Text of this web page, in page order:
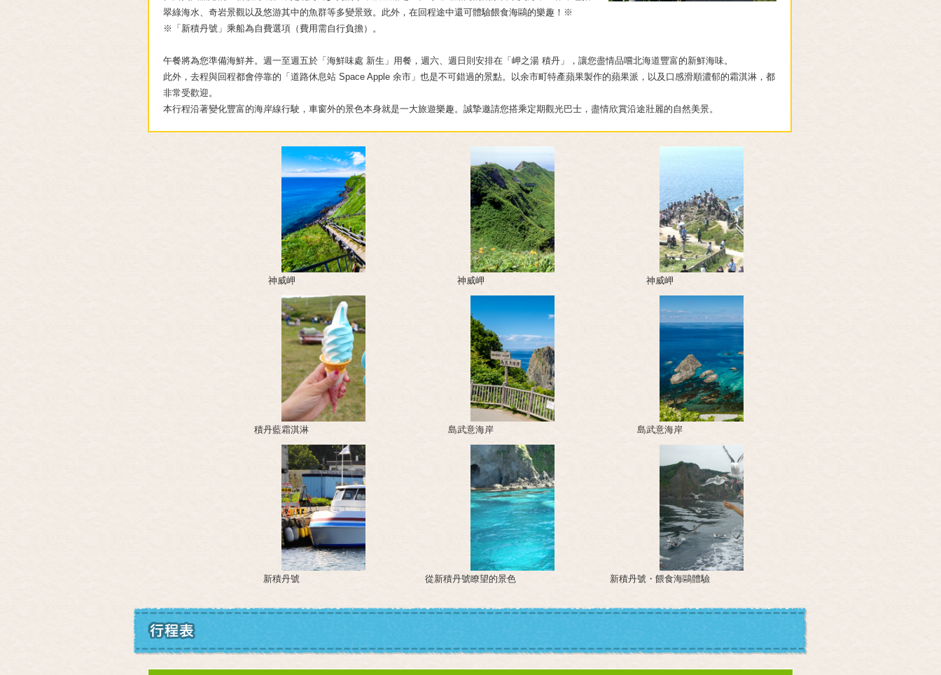
翠綠海水、奇岩景觀以及悠游其中的魚群等多變景致。此外，在回程途中還可體驗餵食海鷗的樂趣！※
※「新積丹號」乘船為自費選項（費用需自行負擔）。
午餐將為您準備海鮮丼。週一至週五於「海鮮味處 新生」用餐，週六、週日則安排在「岬之湯 積丹」，讓您盡情品嚐北海道豐富的新鮮海味。
此外，去程與回程都會停靠的「道路休息站 Space Apple 余市」也是不可錯過的景點。以余市町特產蘋果製作的蘋果派，以及口感滑順濃郁的霜淇淋，都
非常受歡迎。
本行程沿著變化豐富的海岸線行駛，車窗外的景色本身就是一大旅遊樂趣。誠摯邀請您搭乘定期觀光巴士，盡情欣賞沿途壯麗的自然美景。
神威岬 神威岬 神威岬
積丹藍霜淇淋 島武意海岸 島武意海岸
新積丹號 從新積丹號瞭望的景色 新積丹號・餵食海鷗體驗